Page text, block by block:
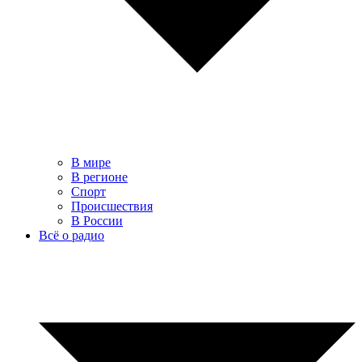
В мире
В регионе
Спорт
Происшествия
В России
Всё о радио